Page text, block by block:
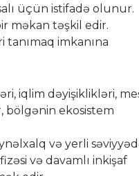
üçün istifadə olunur.
məkan təşkil edir.
imkanına
iqlim dəyişiklikləri,
bölgənin ekosistem
və yerli
və davamlı inkişaf